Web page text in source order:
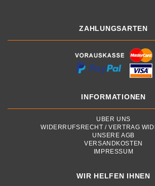
ZAHLUNGSARTEN
INFORMATIONEN
ÜBER UNS
WIDERRUFSRECHT / VERTRAG
UNSERE AGB
VERSANDKOSTEN
IMPRESSUM
WIR HELFEN IHNEN